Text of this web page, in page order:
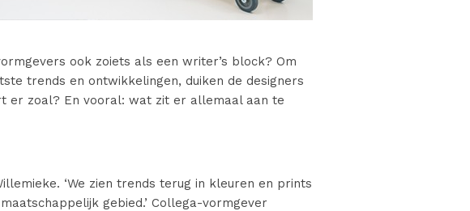
ook zoiets als een writer’s block? Om
trends en ontwikkelingen, duiken de designers
er zoal? En vooral: wat zit er allemaal aan te
‘We zien trends terug in kleuren en prints
gebied.’ Collega-vormgever